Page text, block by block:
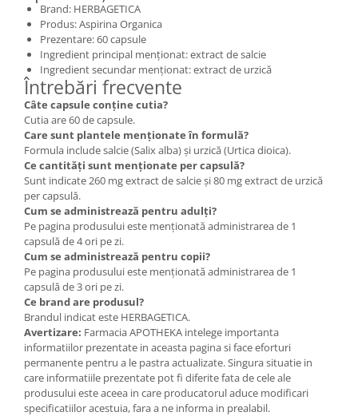
Brand: HERBAGETICA
Produs: Aspirina Organica
Prezentare: 60 capsule
Ingredient principal menționat: extract de salcie
Ingredient secundar menționat: extract de urzică
Întrebări frecvente
Câte capsule conține cutia?
Cutia are 60 de capsule.
Care sunt plantele menționate în formulă?
Formula include salcie (Salix alba) și urzică (Urtica dioica).
Ce cantități sunt menționate per capsulă?
Sunt indicate 260 mg extract de salcie și 80 mg extract de urzică
per capsulă.
Cum se administrează pentru adulți?
Pe pagina produsului este menționată administrarea de 1
capsulă de 4 ori pe zi.
Cum se administrează pentru copii?
Pe pagina produsului este menționată administrarea de 1
capsulă de 3 ori pe zi.
Ce brand are produsul?
Brandul indicat este HERBAGETICA.
Avertizare: Farmacia APOTHEKA intelege importanta
informatiilor prezentate in aceasta pagina si face eforturi
permanente pentru a le pastra actualizate. Singura situatie in
care informatiile prezentate pot fi diferite fata de cele ale
produsului este aceea in care producatorul aduce modificari
specificatiilor acestuia, fara a ne informa in prealabil.